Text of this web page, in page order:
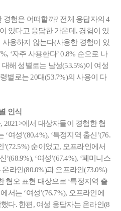
경험은 어떠할까? 전체 응답자의 4
있다고 응답한 가운데, 경험이 있
사용하지 않는다(사용한 경험이 있
‘자주 사용한다’ 0.8% 순으로 나
해 성별로는 남성(53.5%)이 여성
별로는 20대(53.7%)의 사용이 다
인식
에서 대상자들이 경험한 혐
여성’(80.4%), ‘특정지역 출신’(76.
’(72.5%) 순이었고, 오프라인에서
’(68.9%), ‘여성’(67.4%), ‘페미니스
라인(80.0%)과 오프라인(73.0%)
혐오 표현 대상으로 ‘특정지역 출
서는 ‘여성’(76.7%), 오프라인에
다. 한편, 여성 응답자는 온라인(8